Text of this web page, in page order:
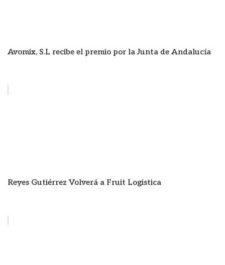
Avomix, S.L recibe el premio por la Junta de Andalucía
Reyes Gutiérrez Volverá a Fruit Logistica